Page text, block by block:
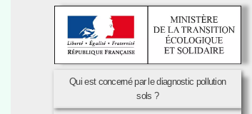
Qui est concerné par le diagnostic pollution
sols ?